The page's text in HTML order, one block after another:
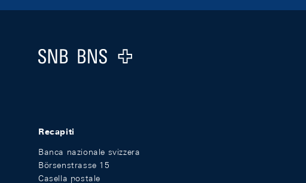
Logo
Recapiti
Banca nazionale svizzera
Börsenstrasse 15
Casella postale